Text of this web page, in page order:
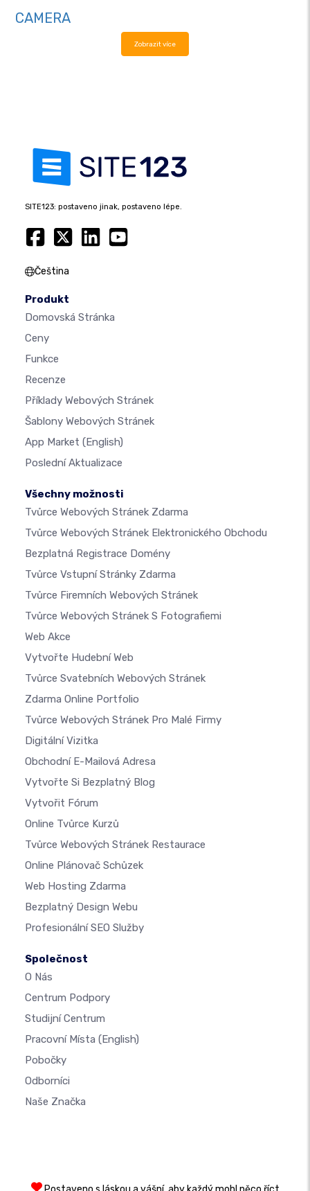
CAMERA
Zobrazit více
SITE123: postaveno jinak, postaveno lépe.
Čeština
Produkt
Domovská Stránka
Ceny
Funkce
Recenze
Příklady Webových Stránek
Šablony Webových Stránek
App Market (English)
Poslední Aktualizace
Všechny možnosti
Tvůrce Webových Stránek Zdarma
Tvůrce Webových Stránek Elektronického Obchodu
Bezplatná Registrace Domény
Tvůrce Vstupní Stránky Zdarma
Tvůrce Firemních Webových Stránek
Tvůrce Webových Stránek S Fotografiemi
Web Akce
Vytvořte Hudební Web
Tvůrce Svatebních Webových Stránek
Zdarma Online Portfolio
Tvůrce Webových Stránek Pro Malé Firmy
Digitální Vizitka
Obchodní E-Mailová Adresa
Vytvořte Si Bezplatný Blog
Vytvořit Fórum
Online Tvůrce Kurzů
Tvůrce Webových Stránek Restaurace
Online Plánovač Schůzek
Web Hosting Zdarma
Bezplatný Design Webu
Profesionální SEO Služby
Společnost
O Nás
Centrum Podpory
Studijní Centrum
Pracovní Místa (English)
Pobočky
Odborníci
Naše Značka